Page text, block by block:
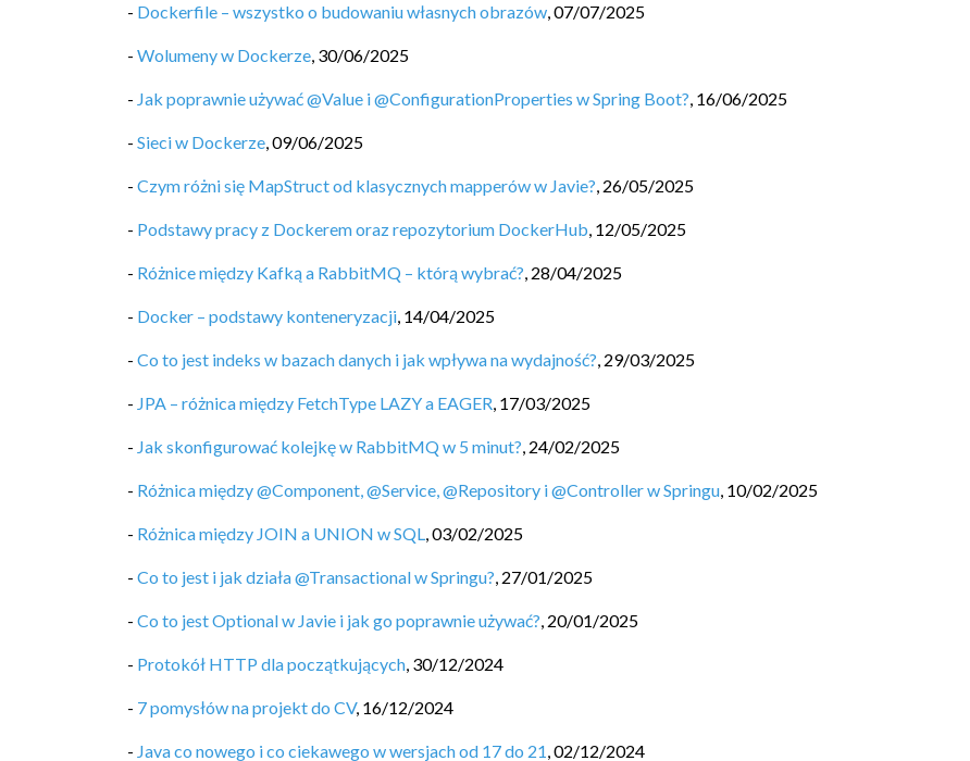
- Dockerfile – wszystko o budowaniu własnych obrazów,07/07/2025
- Wolumeny w Dockerze, 30/06/2025
- Jak poprawnie używać @Value i @ConfigurationProperties w Spring Boot?, 16/06/2025
- Sieci w Dockerze,09/06/2025
- Czym różni się MapStruct od klasycznych mapperów w Javie?, 26/05/2025
- Podstawy pracy z Dockerem oraz repozytorium DockerHub, 12/05/2025
- Różnice między Kafką a RabbitMQ – którą wybrać?, 28/04/2025
- Docker – podstawy konteneryzacji, 14/04/2025
- Co to jest indeks w bazach danych i jak wpływa na wydajność?, 29/03/2025
- JPA – różnica między FetchType LAZY a EAGER, 17/03/2025
- Jak skonfigurować kolejkę w RabbitMQ w 5 minut?, 24/02/2025
- Różnica między @Component, @Service, @Repository i @Controller w Springu, 10/02/2025
- Różnica między JOIN a UNION w SQL,03/02/2025
- Co to jest i jak działa @Transactional w Springu?, 27/01/2025
- Co to jest Optional w Javie i jak go poprawnie używać?, 20/01/2025
- Protokół HTTP dla początkujących, 30/12/2024
- 7 pomysłów na projekt do CV, 16/12/2024
- Java co nowego i co ciekawego w wersjach od 17 do 21,02/12/2024